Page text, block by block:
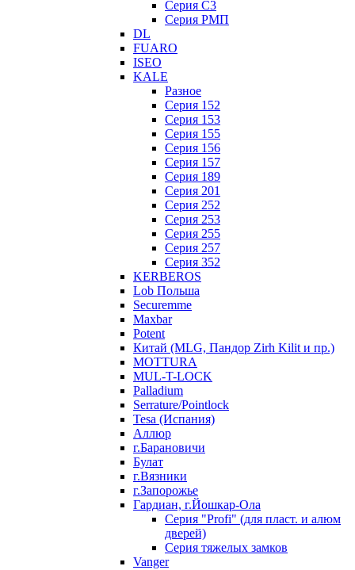
Серия С3
Серия РМП
DL
FUARO
ISEO
KALE
Разное
Серия 152
Серия 153
Серия 155
Серия 156
Серия 157
Серия 189
Серия 201
Серия 252
Серия 253
Серия 255
Серия 257
Серия 352
KERBEROS
Lob Польша
Securemme
Maxbar
Potent
Китай (MLG, Пандор Zirh Kilit и пр.)
MOTTURA
MUL-T-LOCK
Palladium
Serrature/Pointlock
Tesa (Испания)
Аллюр
г.Барановичи
Булат
г.Вязники
г.Запорожье
Гардиан, г.Йошкар-Ола
Серия "Profi" (для пласт. и алюм
дверей)
Серия тяжелых замков
Vanger